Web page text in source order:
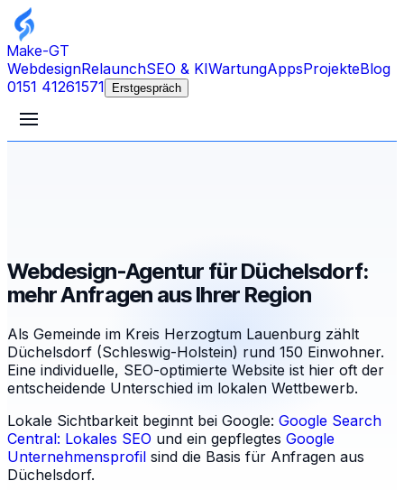
Make-GT
WebdesignRelaunchSEO & KIWartungAppsProjekteBlog
0151 41261571
Erstgespräch
Webdesign-Agentur für Düchelsdorf:
mehr Anfragen aus Ihrer Region
Als Gemeinde im Kreis Herzogtum Lauenburg zählt
Düchelsdorf (Schleswig-Holstein) rund 150 Einwohner.
Eine individuelle, SEO-optimierte Website ist hier oft der
entscheidende Unterschied im lokalen Wettbewerb.
Lokale Sichtbarkeit beginnt bei Google: Google Search
Central: Lokales SEO und ein gepflegtes Google
Unternehmensprofil sind die Basis für Anfragen aus
Düchelsdorf.